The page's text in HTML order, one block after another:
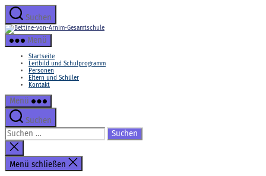
Zum
Inhalt
springenSuchen
Bettine-
Menü
Startseite
Leitbild und Schulprogramm
Personen
Eltern und Schüler
Kontakt
Menü
Suchen
Suchen
nach:
Suche
schließen
Menü schließen